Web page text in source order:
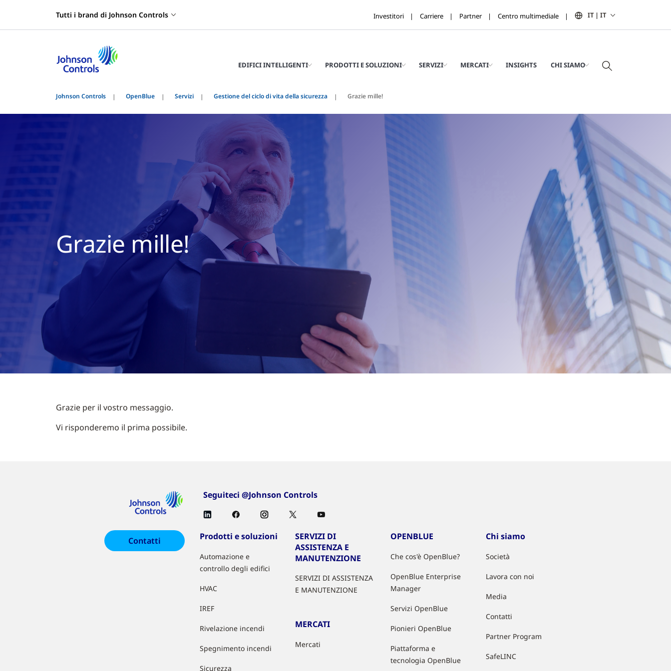
Tutti i brand di Johnson Controls Investitori Carriere Partner Centro multimediale IT | IT
EDIFICI INTELLIGENTI PRODOTTI E SOLUZIONI SERVIZI MERCATI INSIGHTS CHI SIAMO
Johnson Controls OpenBlue Servizi Gestione del ciclo di vita della sicurezza Grazie mille!
Grazie mille!
Grazie per il vostro messaggio.
Vi risponderemo il prima possibile.
Seguiteci @Johnson Controls
Contatti Prodotti e soluzioni
Automazione e
controllo degli edifici
HVAC
IREF
Rivelazione incendi
Spegnimento incendi
Sicurezza
SERVIZI DI
ASSISTENZA E
MANUTENZIONE
SERVIZI DI ASSISTENZA
E MANUTENZIONE
MERCATI
Mercati
OPENBLUE
Che cos'è OpenBlue?
OpenBlue Enterprise
Manager
Servizi OpenBlue
Pionieri OpenBlue
Piattaforma e
tecnologia OpenBlue
Chi siamo
Società
Lavora con noi
Media
Contatti
Partner Program
SafeLINC